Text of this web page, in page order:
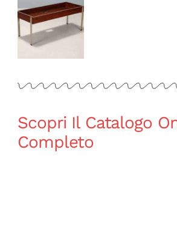
Scopri Il Catalogo
Completo